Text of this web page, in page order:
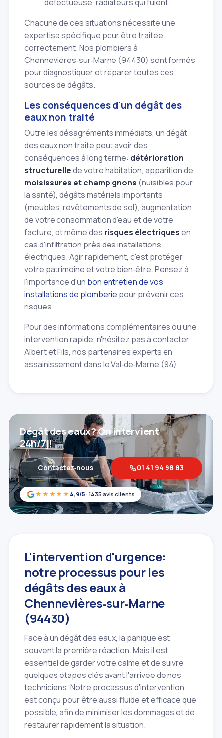
défectueuse, radiateurs qui fuient.
Chacune de ces situations nécessite une
expertise spécifique pour être traitée
correctement. Nos plombiers à
Chennevières‑sur‑Marne (94430) sont formés
pour diagnostiquer et réparer toutes ces
sources de dégâts.
Les conséquences d'un dégât des
eaux non traité
Outre les désagréments immédiats, un dégât
des eaux non traité peut avoir des
conséquences à long terme: détérioration
structurellede votre habitation, apparition de
moisissures et champignons (nuisibles pour
la santé), dégâts matériels importants
(meubles, revêtements de sol), augmentation
de votre consommation d'eau et de votre
facture, et même des risques électriquesen
cas d'infiltration près des installations
électriques. Agir rapidement, c'est protéger
votre patrimoine et votre bien‑être. Pensez à
l'importance d'un bon entretien de vos
installations de plomberie pour prévenir ces
risques.
Pour des informations complémentaires ou une
intervention rapide, n'hésitez pas à contacter
Albert et Fils, nos partenaires experts en
assainissement dans le Val‑de‑Marne (94).
★★★★★ 4,9/5 · 1435 avis clients
Dégât des eaux? On intervient
24h/7j!
Contactez‑nous 01 41 94 98 83
L'intervention d'urgence:
notre processus pour les
dégâts des eaux à
Chennevières‑sur‑Marne
(94430)
Face à un dégât des eaux, la panique est
souvent la première réaction. Mais il est
essentiel de garder votre calme et de suivre
quelques étapes clés avant l'arrivée de nos
techniciens. Notre processus d'intervention
est conçu pour être aussi fluide et efficace que
possible, afin de minimiser les dommages et de
restaurer rapidement la situation.